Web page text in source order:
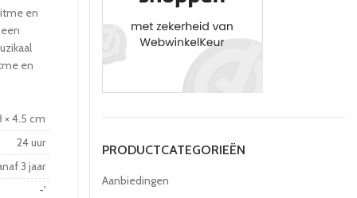
en
en
× 4.5 cm
24 uur
3 jaar
-'
PRODUCTCATEGORIEËN
Aanbiedingen